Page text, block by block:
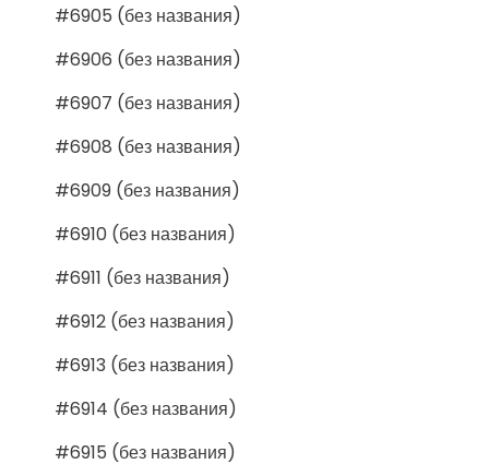
#6905 (без названия)
#6906 (без названия)
#6907 (без названия)
#6908 (без названия)
#6909 (без названия)
#6910 (без названия)
#6911 (без названия)
#6912 (без названия)
#6913 (без названия)
#6914 (без названия)
#6915 (без названия)